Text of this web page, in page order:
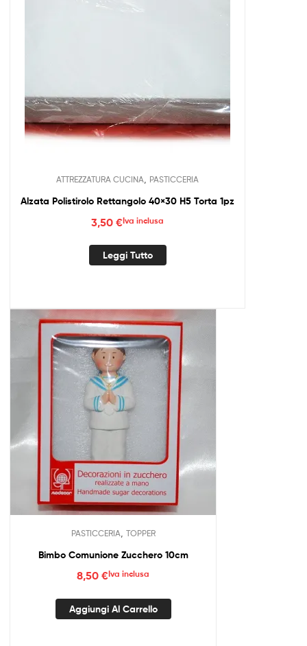
ATTREZZATURA CUCINA PASTICCERIA
Alzata Polistirolo Rettangolo 40×30 H5 Torta 1pz
3,50 €Iva inclusa
Leggi Tutto
PASTICCERIA TOPPER
Bimbo Comunione Zucchero 10cm
8,50 €Iva inclusa
Aggiungi Al Carrello